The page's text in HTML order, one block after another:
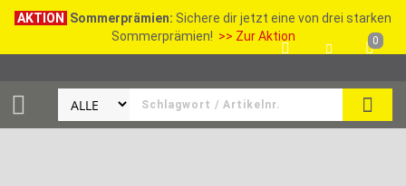
AKTION Sommerprämien: Sichere dir jetzt eine von drei starken
Sommerprämien! >> Zur Aktion 0